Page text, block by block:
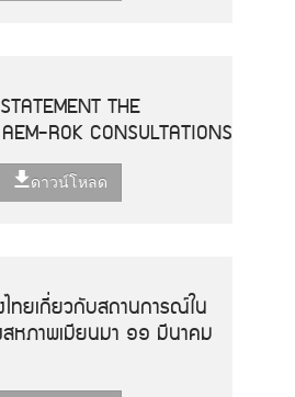
THE
ROK CONSULTATIONS
ดาวน์โหลด
ทยเกี่ยวกับสถานการณ์ใน
หภาพเมียนมา ๑๑ มีนาคม